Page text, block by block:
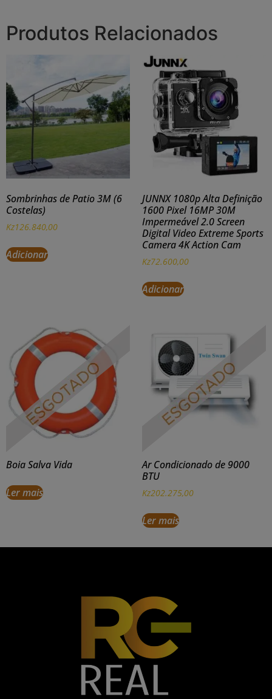
Produtos Relacionados
Sombrinhas de Patio 3M (6
Costelas)
Kz126.840,00
Adicionar
JUNNX 1080p Alta Definição
1600 Pixel 16MP 30M
Impermeável 2.0 Screen
Digital Video Extreme Sports
Camera 4K Action Cam
Kz72.600,00
Adicionar
Boia Salva Vida
Ler mais
Ar Condicionado de 9000
BTU
Kz202.275,00
Ler mais